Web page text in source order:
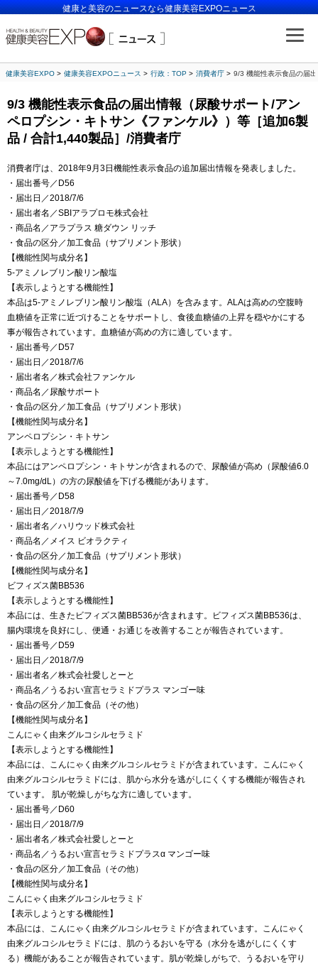
健康と美容のニュースなら健康美容EXPOニュース
健康美容EXPO 健康美容EXPOニュース 行政：TOP 消費者庁 9/3 機能性表示食品の届
9/3 機能性表示食品の届出情報（尿酸サポート/アン
ペロプシン・キトサン《ファンケル》）等［追加6製
品 / 合計1,440製品］/消費者庁
消費者庁は、2018年9月3日機能性表示食品の追加届出情報を発表しました。
・届出番号／D56
・届出日／2018/7/6
・届出者名／SBIアラプロモ株式会社
・商品名／アラプラス 糖ダウン リッチ
・食品の区分／加工食品（サプリメント形状）
【機能性関与成分名】
5-アミノレブリン酸リン酸塩
【表示しようとする機能性】
本品は5-アミノレブリン酸リン酸塩（ALA）を含みます。ALAは高めの空腹時
血糖値を正常に近づけることをサポートし、食後血糖値の上昇を穏やかにする
事が報告されています。血糖値が高めの方に適しています。
・届出番号／D57
・届出日／2018/7/6
・届出者名／株式会社ファンケル
・商品名／尿酸サポート
・食品の区分／加工食品（サプリメント形状）
【機能性関与成分名】
アンペロプシン・キトサン
【表示しようとする機能性】
本品にはアンペロプシン・キトサンが含まれるので、尿酸値が高め（尿酸値6.0
～7.0mg/dL）の方の尿酸値を下げる機能があります。
・届出番号／D58
・届出日／2018/7/9
・届出者名／ハリウッド株式会社
・商品名／メイス ビオラクティ
・食品の区分／加工食品（サプリメント形状）
【機能性関与成分名】
ビフィズス菌BB536
【表示しようとする機能性】
本品には、生きたビフィズス菌BB536が含まれます。ビフィズス菌BB536は、
腸内環境を良好にし、便通・お通じを改善することが報告されています。
・届出番号／D59
・届出日／2018/7/9
・届出者名／株式会社愛しとーと
・商品名／うるおい宣言セラミドプラス マンゴー味
・食品の区分／加工食品（その他）
【機能性関与成分名】
こんにゃく由来グルコシルセラミド
【表示しようとする機能性】
本品には、こんにゃく由来グルコシルセラミドが含まれています。こんにゃく
由来グルコシルセラミドには、肌から水分を逃がしにくくする機能が報告され
ています。 肌が乾燥しがちな方に適しています。
・届出番号／D60
・届出日／2018/7/9
・届出者名／株式会社愛しとーと
・商品名／うるおい宣言セラミドプラスα マンゴー味
・食品の区分／加工食品（その他）
【機能性関与成分名】
こんにゃく由来グルコシルセラミド
【表示しようとする機能性】
本品には、こんにゃく由来グルコシルセラミドが含まれています。こんにゃく
由来グルコシルセラミドには、肌のうるおいを守る（水分を逃がしにくくす
る）機能があることが報告されています。肌が乾燥しがちで、うるおいを守り